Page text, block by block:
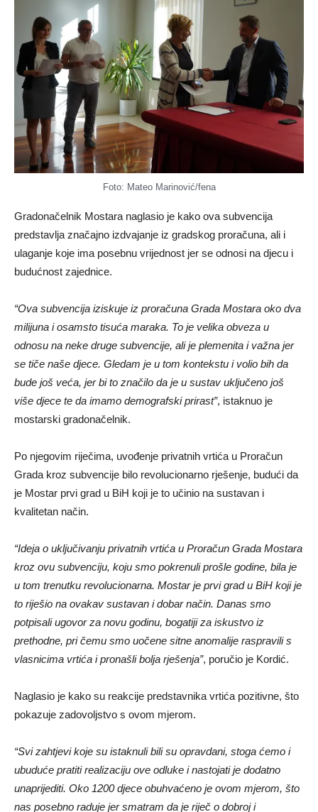
Foto: Mateo Marinović/fena
Gradonačelnik Mostara naglasio je kako ova subvencija
predstavlja značajno izdvajanje iz gradskog proračuna, ali i
ulaganje koje ima posebnu vrijednost jer se odnosi na djecu i
budućnost zajednice.
“Ova subvencija iziskuje iz proračuna Grada Mostara oko dva
milijuna i osamsto tisuća maraka. To je velika obveza u
odnosu na neke druge subvencije, ali je plemenita i važna jer
se tiče naše djece. Gledam je u tom kontekstu i volio bih da
bude još veća, jer bi to značilo da je u sustav uključeno još
više djece te da imamo demografski prirast”, istaknuo je
mostarski gradonačelnik.
Po njegovim riječima, uvođenje privatnih vrtića u Proračun
Grada kroz subvencije bilo revolucionarno rješenje, budući da
je Mostar prvi grad u BiH koji je to učinio na sustavan i
kvalitetan način.
“Ideja o uključivanju privatnih vrtića u Proračun Grada Mostara
kroz ovu subvenciju, koju smo pokrenuli prošle godine, bila je
u tom trenutku revolucionarna. Mostar je prvi grad u BiH koji je
to riješio na ovakav sustavan i dobar način. Danas smo
potpisali ugovor za novu godinu, bogatiji za iskustvo iz
prethodne, pri čemu smo uočene sitne anomalije raspravili s
vlasnicima vrtića i pronašli bolja rješenja”, poručio je Kordić.
Naglasio je kako su reakcije predstavnika vrtića pozitivne, što
pokazuje zadovoljstvo s ovom mjerom.
“Svi zahtjevi koje su istaknuli bili su opravdani, stoga ćemo i
ubuduće pratiti realizaciju ove odluke i nastojati je dodatno
unaprijediti. Oko 1200 djece obuhvaćeno je ovom mjerom, što
nas posebno raduje jer smatram da je riječ o dobroj i